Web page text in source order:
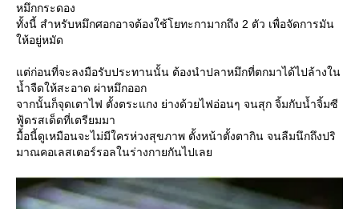
หมึกกระดอง
ทั้งนี้ สำหรับหมึกศอกอาจต้องใช้โยทะกามากถึง 2 ตัว เพื่อจัดการมัน
ห้อยู่หมัด
ต่ก่อนที่จะลงมือรับประทานนั้น ต้องนำปลาหมึกที่ตกมาได้ไปล้างใน
น้ำจืดให้สะอาด ผ่าหมึกออก
จากนั้นก็จุดเตาไฟ ตั้งตระแกง ย่างด้วยไฟอ่อนๆ จนสุก จิ้มกับน้ำจิ้มซี
ฟู้ดรสเด็ดที่เตรียมมา
มื้อนี้ดูเหมือนจะไม่มีใครห่วงสุขภาพ ตั้งหน้าตั้งตากิน จนลืมนึกถึงปริ
มาณคอเลสเตอร์รอลในร่างกายกันไปเล